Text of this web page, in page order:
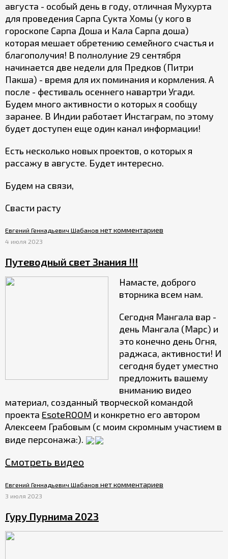
августа - особый день в году, отличная Мухурта
для проведения Сарпа Сукта Хомы (у кого в
гороскопе Сарпа Доша и Кала Сарпа доша)
которая мешает обретению семейного счастья и
благополучия! В полнолуние 29 сентября
начинается две недели для Предков (Питри
Пакша) - время для их поминания и кормления. А
после - фестиваль осеннего навартри Угади.
Будем много активности о которых я сообщу
заранее. В Индии работает Инстаграм, по этому
будет доступен еще один канал информации!
Есть несколько новых проектов, о которых я
рассажу в августе. Будет интересно.
Будем на связи,
Свасти расту
Евгений Геннадьевич Шабанов нет комментариев
4 июля 2023
Путеводный свет Знания !!!
Намасте, доброго
вторника всем нам.
Сегодня Мангала вар -
день Мангала (Марс) и
это конечно день Огня,
раджаса, активности! И
сегодня будет уместно
предложить вашему
вниманию видео
материал, созданный творческой командой
проекта EsoteROOM и конкретно его автором
Алексеем Грабовым (с моим скромным участием в
виде персонажа:).
Смотреть видео
Евгений Геннадьевич Шабанов нет комментариев
3 июля 2023
Гуру Пурнима 2023